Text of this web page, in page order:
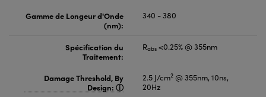
Gamme de Longeur d'Onde
(nm):
340 - 380
Spécification du
Traitement:
Rabs <0.25% @ 355nm
Damage Threshold, By
Design:
2.5 J/cm2 @ 355nm, 10ns,
20Hz